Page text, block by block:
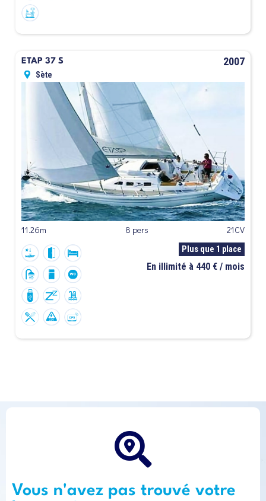
ETAP 37 S 2007
Sète
11.26m 8 pers 21CV
Plus que 1 place
En illimité à 440 € / mois
Vous n'avez pas trouvé votre